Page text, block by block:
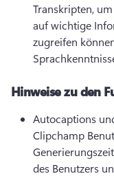
Transkripten,
auf wichtige
zugreifen
Hinweise zu den
Autocaptions
Clipchamp
des Benutzers